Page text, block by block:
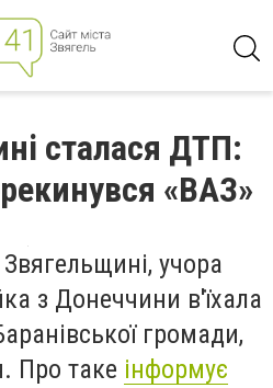
сталася ДТП:
«ВАЗ»
учора
з Донеччини в'їхала
громади,
Про таке інформує